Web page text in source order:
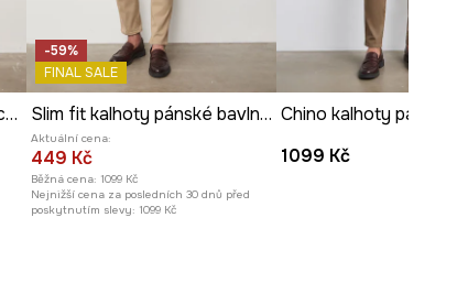
Model na fotografii je vysoký
188 cm a má na sebe velikost M
Prohlédněte si rozměry
produktu
Chino kalhoty pánské s lyocellem
-59%
FINAL SALE
Slim fit kalhoty pánské bavlněné s elastanem
Aktuální cena:
449 Kč
Běžná cena: 1099 Kč
Nejnižší cena za posledních 30 dnů před
poskytnutím slevy: 1099 Kč
1099 Kč